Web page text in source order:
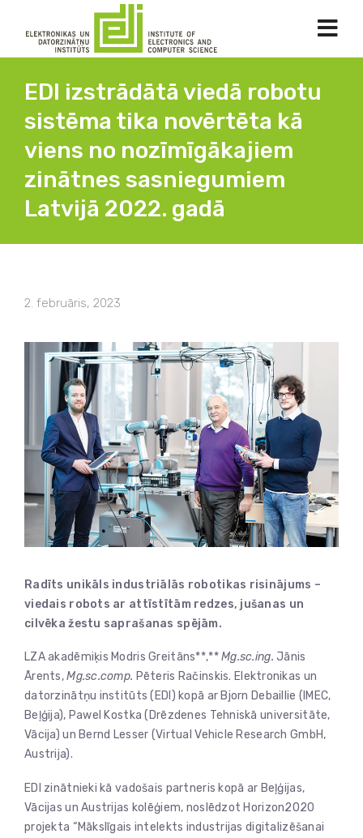
EDI izstrādātā viedā robotu
sistēma tika novērtēta kā
viens no nozīmīgākajiem
zinātnes sasniegumiem
Latvijā 2022. gadā
2. februāris, 2023
Radīts unikāls industriālās robotikas risinājums –
viedais robots ar attīstītām redzes, jušanas un
cilvēka žestu saprašanas spējām.
LZA akadēmiķis Modris Greitāns**,**Mg.sc.ing. Jānis
Ārents,Mg.sc.comp. Pēteris Račinskis. Elektronikas un
datorzinātņu institūts (EDI) kopā ar Bjorn Debaillie (IMEC,
Beļģija), Pawel Kostka (Drēzdenes Tehniskā universitāte,
Vācija) un Bernd Lesser (Virtual Vehicle Research GmbH,
Austrija).
EDI zinātnieki kā vadošais partneris kopā ar Beļģijas,
Vācijas un Austrijas kolēģiem, noslēdzot Horizon2020
projekta “Mākslīgais intelekts industrijas digitalizēšanai